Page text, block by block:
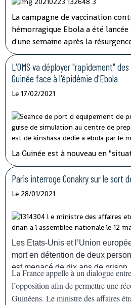
La campagne de vaccination
hémorragique Ebola a été
d'une semaine après la
pays d'Afrique de l'Ouest qui
semaines" selon son ministre de
L'OMS va déployer "rapidement"
Guinée face à l'épidémie d'Ebola
Le 17/02/2021
La Guinée est à nouveau en
fièvre hémorragique, après
dans le sud-est du pays de sept
mortels.L'organisation mondiale
face à la résurgence de
hémorragiqueEbola, confirmée
14 février. "Nous allons
capacités nécessaires pour
une grande expérience", a
représentant de l'agence de
Paris interroge Conakry sur le sort
Le 28/01/2021
Les Etats-Unis et l’Union
mort en détention de deux
est menacé de dix ans de prison.
La France appelle à un dialogue
l’opposition afin de permettre une
Guinéens. Le ministre des affaires